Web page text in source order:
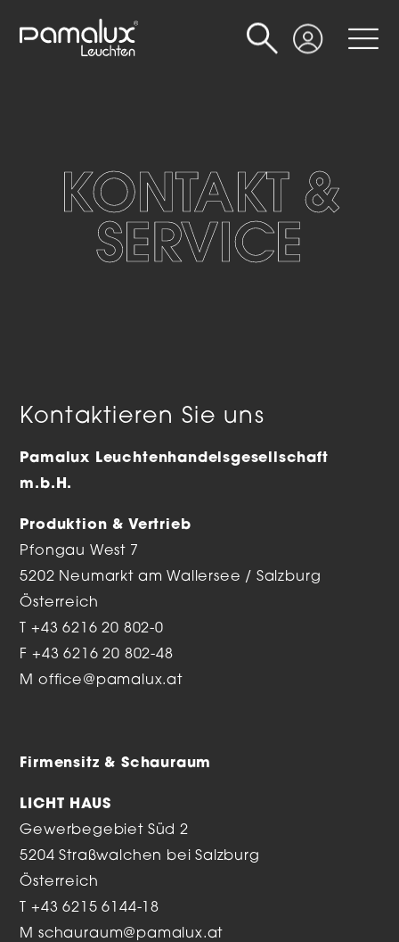
Login
Suche
KONTAKT &
SERVICE
Kontaktieren Sie uns
Pamalux Leuchtenhandelsgesellschaft
m.b.H.
Produktion & Vertrieb
Pfongau West 7
5202 Neumarkt am Wallersee / Salzburg
Österreich
T+43 6216 20 802-0
F +43 6216 20 802-48
Moffice@pamalux.at
Firmensitz & Schauraum
LICHT HAUS
Gewerbegebiet Süd 2
5204 Straßwalchen bei Salzburg
Österreich
T+43 6215 6144-18
Mschauraum@pamalux.at